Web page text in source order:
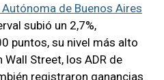
de Buenos Aires
subió un 2,7%,
puntos, su nivel más alto
Street, los ADR de
registraron ganancias